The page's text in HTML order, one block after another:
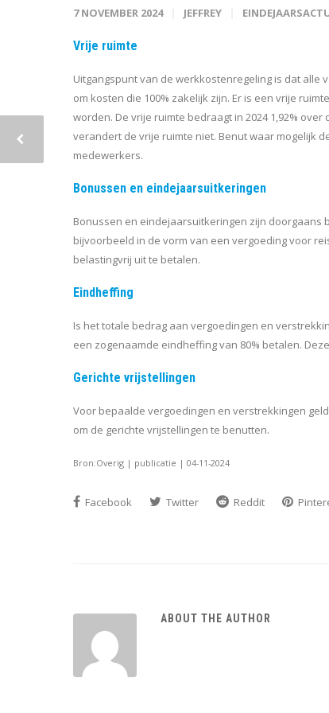
7 NOVEMBER 2024 JEFFREY
Vrije ruimte
Uitgangspunt van de werkkostenregeling is dat
om kosten die 100% zakelijk zijn. Er is een vrije
worden. De vrije ruimte bedraagt in 2024 1,92%
verandert de vrije ruimte niet. Benut waar mogelijk
medewerkers.
Bonussen en eindejaarsuitkeringen
Bonussen en eindejaarsuitkeringen zijn doorgaans
bijvoorbeeld in de vorm van een vergoeding voor
belastingvrij uit te betalen.
Eindheffing
Is het totale bedrag aan vergoedingen en
een zogenaamde eindheffing van 80% betalen.
Gerichte vrijstellingen
Voor bepaalde vergoedingen en verstrekkingen
om de gerichte vrijstellingen te benutten.
Bron:Overig | publicatie | 04-11-2024
Facebook Twitter Reddit
ABOUT THE AUTHOR